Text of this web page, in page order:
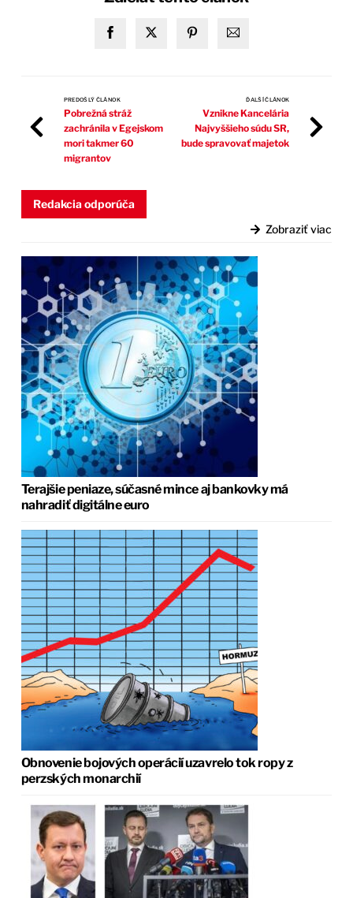
PREDOŠLÝ ČLÁNOK
Pobrežná stráž
zachránila v Egejskom
mori takmer 60
migrantov
ĎALŠÍ ČLÁNOK
Vznikne Kancelária
Najvyššieho súdu SR,
bude spravovať majetok
Redakcia odporúča
Zobraziť viac
Terajšie peniaze, súčasné mince aj bankovky má
nahradiť digitálne euro
Obnovenie bojových operácií uzavrelo tok ropy z
perzských monarchií